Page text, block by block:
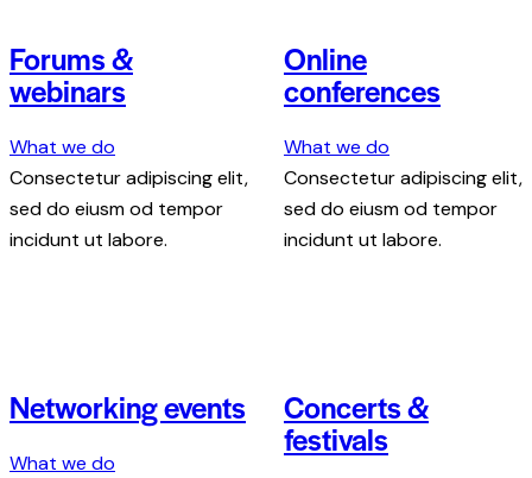
Forums &
webinars
What we do
Consectetur adipiscing elit,
sed do eiusm od tempor
incidunt ut labore.
Online
conferences
What we do
Consectetur adipiscing elit,
sed do eiusm od tempor
incidunt ut labore.
Networking events
What we do
Concerts &
festivals